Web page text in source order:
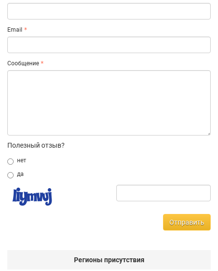
Email
Сообщение
Полезный отзыв?
нет
да
Отправить
Регионы присутствия